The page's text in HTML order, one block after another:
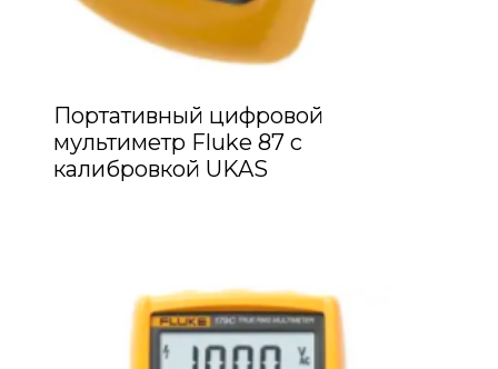
Портативный цифровой
мультиметр Fluke 87 с
калибровкой UKAS